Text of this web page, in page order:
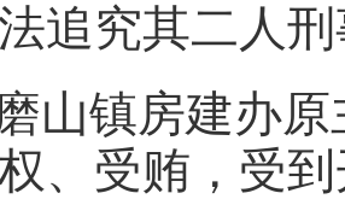
追究其二人
山镇房建办
、受贿，受